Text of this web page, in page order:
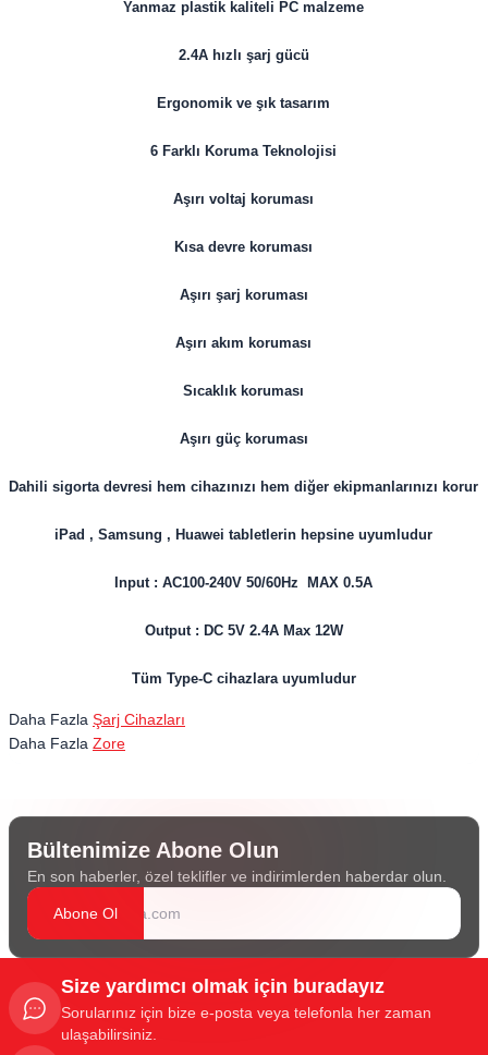
Yanmaz plastik kaliteli PC malzeme
2.4A hızlı şarj gücü
Ergonomik ve şık tasarım
6 Farklı Koruma Teknolojisi
Aşırı voltaj koruması
Kısa devre koruması
Aşırı şarj koruması
Aşırı akım koruması
Sıcaklık koruması
Aşırı güç koruması
Dahili sigorta devresi hem cihazınızı hem diğer ekipmanlarınızı korur
iPad , Samsung , Huawei tabletlerin hepsine uyumludur
Input : AC100-240V 50/60Hz MAX 0.5A
Output : DC 5V 2.4A Max 12W
Tüm Type-C cihazlara uyumludur
Daha Fazla Şarj Cihazları
Daha Fazla Zore
Bültenimize Abone Olun
En son haberler, özel teklifler ve indirimlerden haberdar olun.
Abone Ol
Size yardımcı olmak için buradayız
Sorularınız için bize e-posta veya telefonla her zaman
ulaşabilirsiniz.